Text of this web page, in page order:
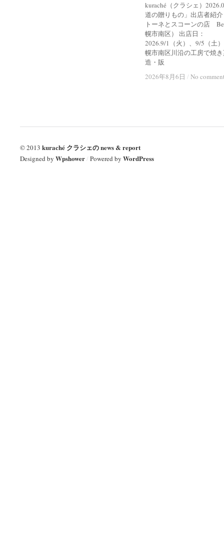
kuraché（クラシェ）
道の贈りもの」出店者紹
トーネとスコーンの店
幌市南区） 出店日：
2026.9/1（火）、9/5（土
幌市南区川沿の工房で焼
造・販
2026年8月6日 / No
2026年8月6日 / No
© 2013 kuraché クラシェの news & report
Designed by Wpshower/ Powered by WordPress